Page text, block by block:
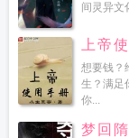
间灵异文
上帝
想要钱？
生？满足
你...
梦回